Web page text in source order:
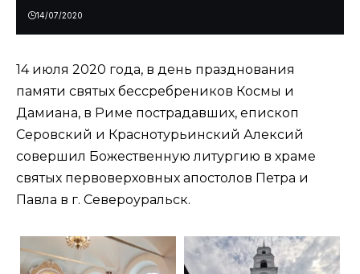
14/07/2020
14 июля 2020 года, в день празднования
памяти святых бессребреников Космы и
Дамиана, в Риме пострадавших, епископ
Серовский и Краснотурьинский Алексий
совершил Божественную литургию в храме
святых первоверховных апостолов Петра и
Павла в г. Североуральск.